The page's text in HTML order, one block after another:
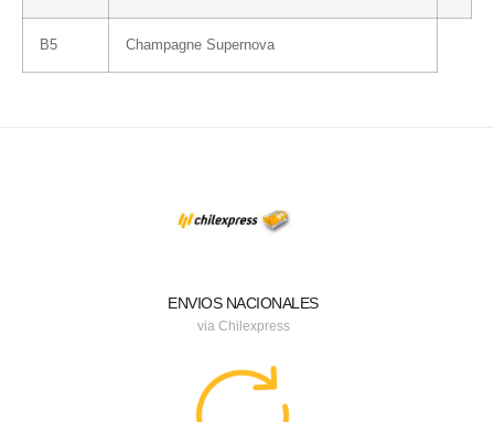
B5 Champagne Supernova
ENVIOS NACIONALES
via Chilexpress